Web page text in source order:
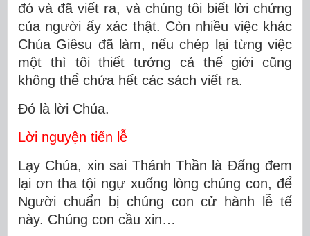
đó và đã viết ra, và chúng tôi biết lời chứng
của người ấy xác thật. Còn nhiều việc khác
Chúa Giêsu đã làm, nếu chép lại từng việc
một thì tôi thiết tưởng cả thế giới cũng
không thể chứa hết các sách viết ra.
Ðó là lời Chúa.
Lời nguyện tiến lễ
Lạy Chúa, xin sai Thánh Thần là Ðấng đem
lại ơn tha tội ngự xuống lòng chúng con, để
Người chuẩn bị chúng con cử hành lễ tế
này. Chúng con cầu xin…